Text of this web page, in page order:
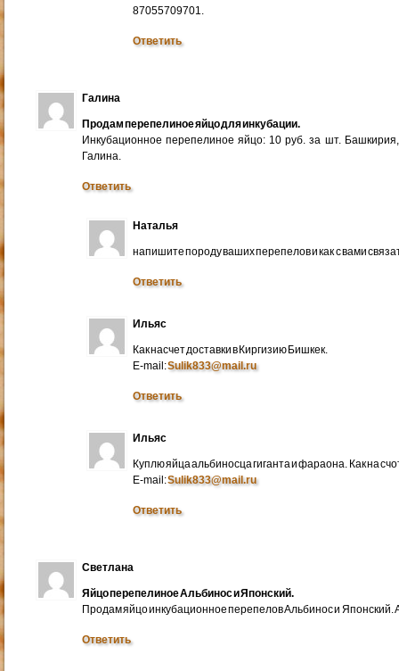
87055709701.
Ответить
Галина
Продам перепелиное яйцо для инкубации.
Инкубационное перепелиное яйцо: 10 руб. за шт.
Галина.
Ответить
Наталья
напишите породу ваших перепелов и как с вами
Ответить
Ильяс
Как насчет доставки в Киргизию Бишкек.
E-mail:Sulik833@mail.ru
Ответить
Ильяс
Куплю яйца альбиносца гиганта и фараона. Как на
E-mail:Sulik833@mail.ru
Ответить
Светлана
Яйцо перепелиное Альбинос и Японский.
Продам яйцо инкубационное перепелов Альбинос и
Ответить